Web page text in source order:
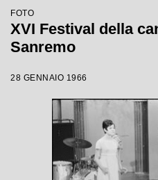
FOTO
XVI Festival della
Sanremo
28 GENNAIO 1966